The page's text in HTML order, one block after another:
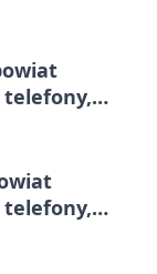
telefony,
telefony,